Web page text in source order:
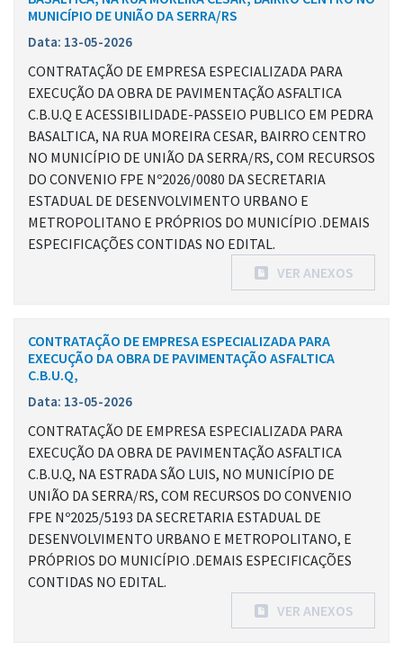
MUNICÍPIO DE UNIÃO DA SERRA/RS
Data: 13-05-2026
CONTRATAÇÃO DE EMPRESA ESPECIALIZADA PARA
EXECUÇÃO DA OBRA DE PAVIMENTAÇÃO ASFALTICA
C.B.U.Q E ACESSIBILIDADE-PASSEIO PUBLICO EM PEDRA
BASALTICA, NA RUA MOREIRA CESAR, BAIRRO CENTRO
NO MUNICÍPIO DE UNIÃO DA SERRA/RS, COM RECURSOS
DO CONVENIO FPE Nº2026/0080 DA SECRETARIA
ESTADUAL DE DESENVOLVIMENTO URBANO E
METROPOLITANO E PRÓPRIOS DO MUNICÍPIO .DEMAIS
ESPECIFICAÇÕES CONTIDAS NO EDITAL.
VER ANEXOS
CONTRATAÇÃO DE EMPRESA ESPECIALIZADA PARA
EXECUÇÃO DA OBRA DE PAVIMENTAÇÃO ASFALTICA
C.B.U.Q,
Data: 13-05-2026
CONTRATAÇÃO DE EMPRESA ESPECIALIZADA PARA
EXECUÇÃO DA OBRA DE PAVIMENTAÇÃO ASFALTICA
C.B.U.Q, NA ESTRADA SÃO LUIS, NO MUNICÍPIO DE
UNIÃO DA SERRA/RS, COM RECURSOS DO CONVENIO
FPE Nº2025/5193 DA SECRETARIA ESTADUAL DE
DESENVOLVIMENTO URBANO E METROPOLITANO, E
PRÓPRIOS DO MUNICÍPIO .DEMAIS ESPECIFICAÇÕES
CONTIDAS NO EDITAL.
VER ANEXOS